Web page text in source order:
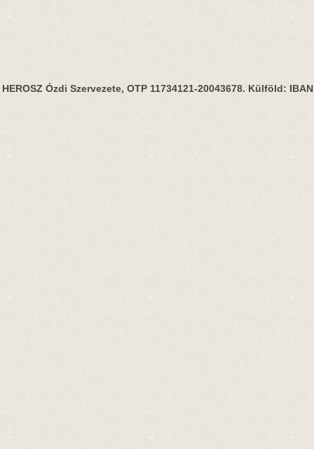
HEROSZ Ózdi Szervezete, OTP 11734121-20043678. Külföld: